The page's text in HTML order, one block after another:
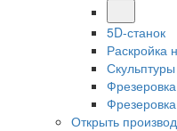
5D-станок
Раскройка
Открыть